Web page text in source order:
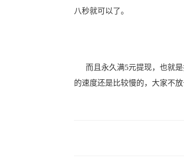
八秒就可以了。
而且永久满5元提现，也就是
的速度还是比较慢的，大家不放